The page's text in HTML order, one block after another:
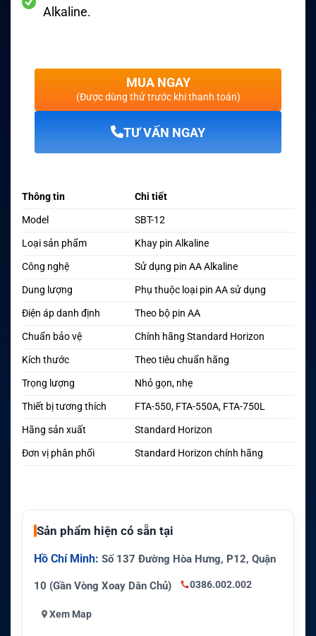
Alkaline.
MUA NGAY
(Được dùng thử trước khi thanh toán)
TƯ VẤN NGAY
Thông tin
Chi tiết
Model
SBT-12
Loại sản phẩm
Khay pin Alkaline
Công nghệ
Sử dụng pin AA Alkaline
Dung lượng
Phụ thuộc loại pin AA sử dụng
Điện áp danh định
Theo bộ pin AA
Chuẩn bảo vệ
Chính hãng Standard Horizon
Kích thước
Theo tiêu chuẩn hãng
Trọng lượng
Nhỏ gọn, nhẹ
Thiết bị tương thích
FTA-550, FTA-550A, FTA-750L
Hãng sản xuất
Standard Horizon
Đơn vị phân phối
Standard Horizon chính hãng
Sản phẩm hiện có sẵn tại
Hồ Chí Minh: Số 137 Đường Hòa Hưng, P12, Quận
10 (Gần Vòng Xoay Dân Chủ) 0386.002.002
Xem Map